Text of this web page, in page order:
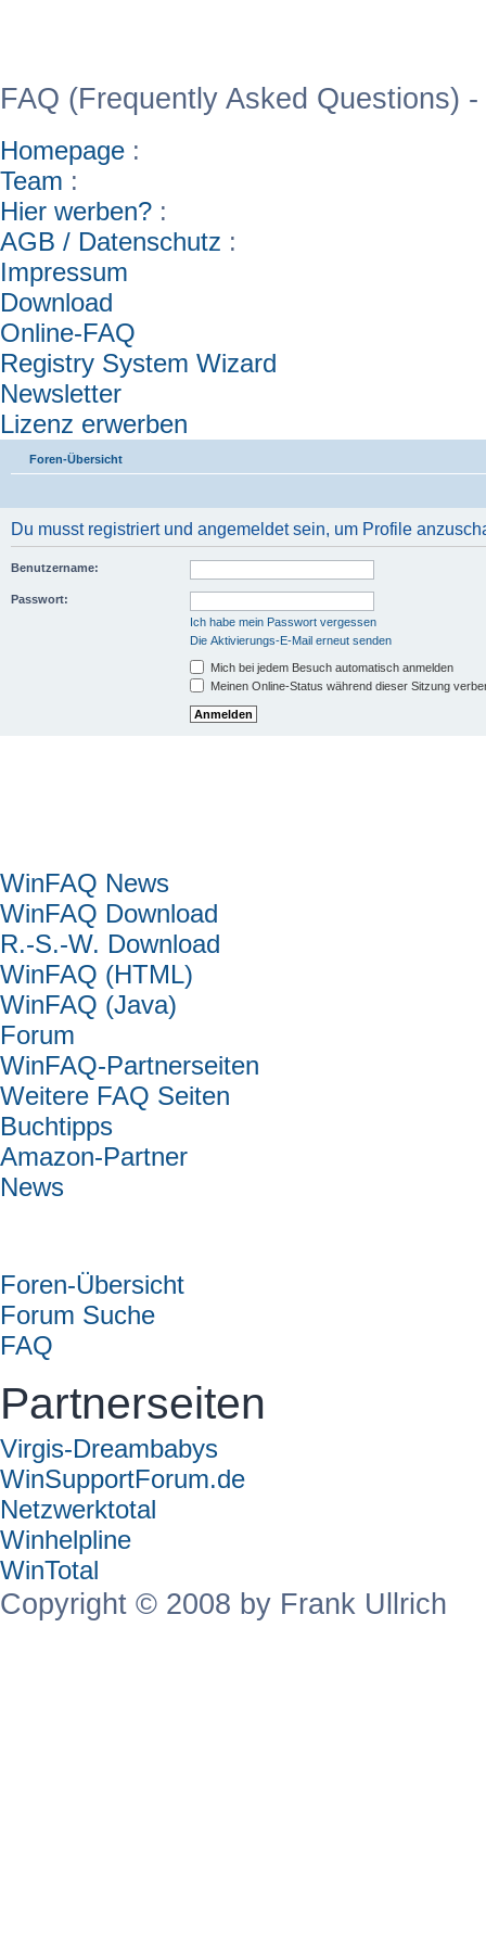
FAQ (Frequently Asked Questions)
Homepage :
Team :
Hier werben? :
AGB / Datenschutz :
Impressum
Download
Online-FAQ
Registry System Wizard
Newsletter
Lizenz erwerben
Foren-Übersicht
Du musst registriert und angemeldet sein, um Profile
Benutzername:
Passwort:
Ich habe mein Passwort vergessen
Die Aktivierungs-E-Mail erneut senden
Mich bei jedem Besuch automatisch anmelden
Meinen Online-Status während dieser Sitzung
WinFAQ News
WinFAQ Download
R.-S.-W. Download
WinFAQ (HTML)
WinFAQ (Java)
Forum
WinFAQ-Partnerseiten
Weitere FAQ Seiten
Buchtipps
Amazon-Partner
News
Foren-Übersicht
Forum Suche
FAQ
Partnerseiten
Virgis-Dreambabys
WinSupportForum.de
Netzwerktotal
Winhelpline
WinTotal
Copyright © 2008 by Frank Ullrich